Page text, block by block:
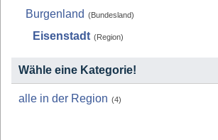
Burgenland (Bundesland)
Eisenstadt (Region)
Wähle eine Kategorie!
alle in der Region (4)